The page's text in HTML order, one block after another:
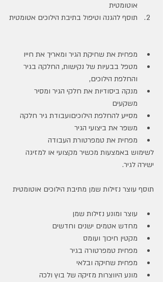
אוטומטית
תוסף להגנה וטיפול בתיבת הילוכים אטומטית
מפחית את שחיקת הגיר ומאריך את חייו
מטפל בבעיות של נקישות, החלקה בגיר
והחלפת הילוכים,
מנקה ביסודיות את חלקי הגיר ומסיר
משקעים
מסייע להחלפת הילוכיםועבודת גיר חלקה
משפר את ביצועי הגיר
מפחית את טמפרטורת העבודה
לשימוש באמצעות מכשיר מקצועי או למזיגה
ישירה לגיר.
תוסף עוצר נזילות שמן מתיבת הילוכים אוטומטית
עוצר ומונע נזילות שמן
מחדש אטמים ישנים וחדשים
מקטין חיכוך ועומס
מפחית טמפרטורה בגיר
מפחית שחיקה ובלאי
מונע היווצרות מזיקה של בוץ ולכה